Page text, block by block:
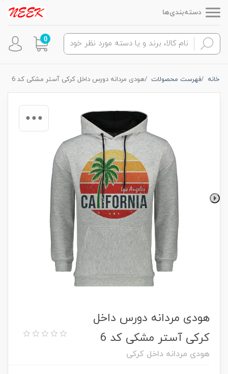
دسته‌بندی‌ها
0
خانه فهرست محصولات هودی مردانه دورس داخل کرکی آستر مشکی کد 6
هودی مردانه دورس داخل
کرکی آستر مشکی کد 6
هودی مردانه داخل کرکی